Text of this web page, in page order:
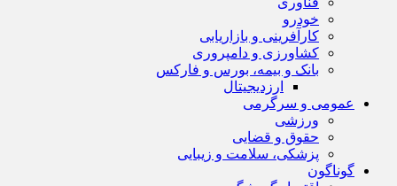
خودرو
کارآفرینی و بازاریابی
کشاورزی و دامپروری
بانک و بیمه، بورس و فارکس
ارزدیجیتال
عمومی و سرگرمی
ورزشی
حقوق و قضایی
پزشکی، سلامت و زیبایی
گوناگون